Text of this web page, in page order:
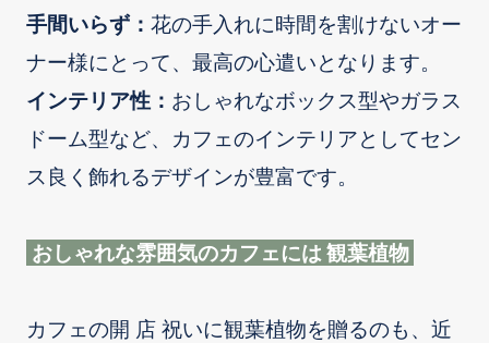
手間いらず： 花の手入れに時間を割けないオー
ナー様にとって、最高の心遣いとなります。
インテリア性： おしゃれなボックス型やガラス
ドーム型など、カフェのインテリアとしてセン
ス良く飾れるデザインが豊富です。
おしゃれな雰囲気のカフェには 観葉植物
カフェの開 店 祝いに観葉植物を贈るのも、近